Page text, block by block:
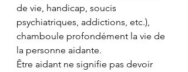
de vie, handicap, soucis
psychiatriques, addictions, etc.),
chamboule profondément la vie de
la personne aidante.
Être aidant ne signifie pas devoir